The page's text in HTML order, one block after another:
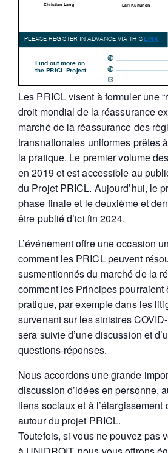
Les PRICL visent à formuler une
droit mondial de la réassurance
marché de la réassurance des
transnationales uniformes prêtes
la pratique. Le premier volume
en 2019 et est accessible au
du Projet PRICL. Aujourd’hui, le
phase finale et le deuxième et
être publié d’ici fin 2024.
L’événement offre une occasion
comment les PRICL peuvent
susmentionnés du marché de la
comment les Principes pourraient
pratique, par exemple dans les
survenant sur les sinistres
sera suivie d’une discussion et
questions-réponses.
Nous accordons une grande
discussion d’idées en personne,
liens sociaux et à l’élargissement
autour du projet PRICL.
Toutefois, si vous ne pouvez pas